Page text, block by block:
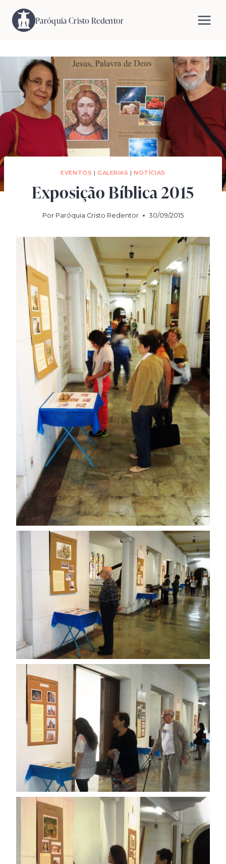
para
Paróquia Cristo Redentor
EVENTOS | GALERIAS |NOTÍCIAS
Exposição Bíblica 2015
Por Paróquia Cristo Redentor 30/09/2015